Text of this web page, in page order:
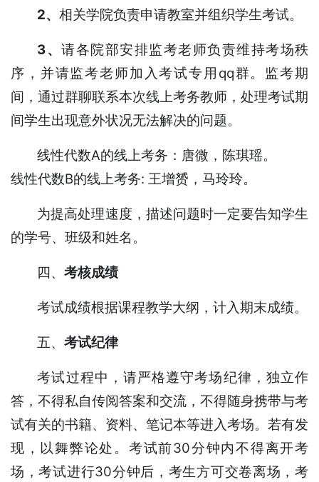
2、相关学院负责申请教室并组织学生考试。
3、请各院部安排监考老师负责维持考场秩
序，并请监考老师加入考试专用qq群。监考期
间，通过群聊联系本次线上考务教师，处理考试期
间学生出现意外状况无法解决的问题。
线性代数A的线上考务：唐微，陈琪瑶。
线性代数B的线上考务: 王增赟，马玲玲。
为提高处理速度，描述问题时一定要告知学生
的学号、班级和姓名。
四、考核成绩
考试成绩根据课程教学大纲，计入期末成绩。
五、考试纪律
考试过程中，请严格遵守考场纪律，独立作
答，不得私自传阅答案和交流，不得随身携带与考
试有关的书籍、资料、笔记本等进入考场。若有发
现，以舞弊论处。考试前30分钟内不得离开考
场，考试进行30分钟后，考生方可交卷离场，考